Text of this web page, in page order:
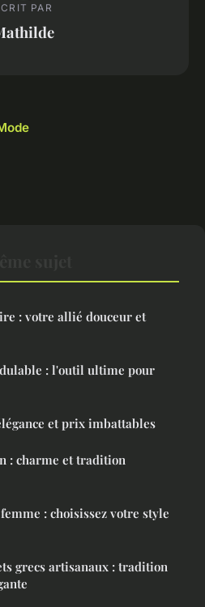
PAR
: votre allié douceur et
: l'outil ultime pour
et prix imbattables
: charme et tradition
: choisissez votre style
grecs artisanaux : tradition